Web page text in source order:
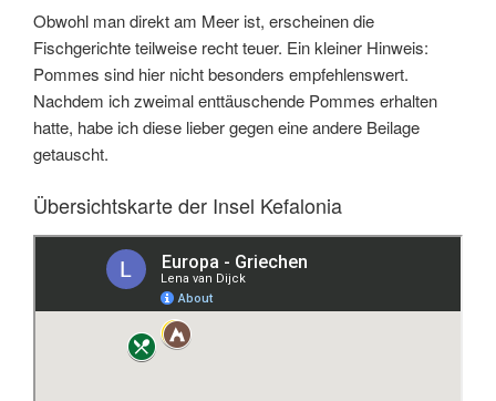
Obwohl man direkt am Meer ist, erscheinen die
Fischgerichte teilweise recht teuer. Ein kleiner Hinweis:
Pommes sind hier nicht besonders empfehlenswert.
Nachdem ich zweimal enttäuschende Pommes erhalten
hatte, habe ich diese lieber gegen eine andere Beilage
getauscht.
Übersichtskarte der Insel Kefalonia